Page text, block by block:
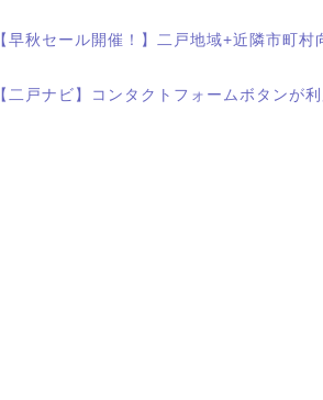
【早秋セール開催！】二戸地域+近隣市町村
【二戸ナビ】コンタクトフォームボタンが